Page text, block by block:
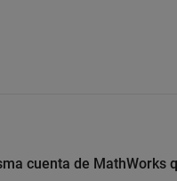
cuenta de MathWorks